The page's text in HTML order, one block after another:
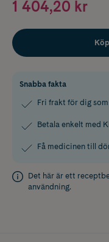
1 404,20 kr
Snabba fakta
Fri frakt för dig
Betala enkelt med
Få medicinen till
Det här är ett
användning.